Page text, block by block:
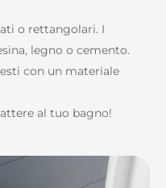
o rettangolari. I
legno o cemento.
con un materiale
al tuo bagno!